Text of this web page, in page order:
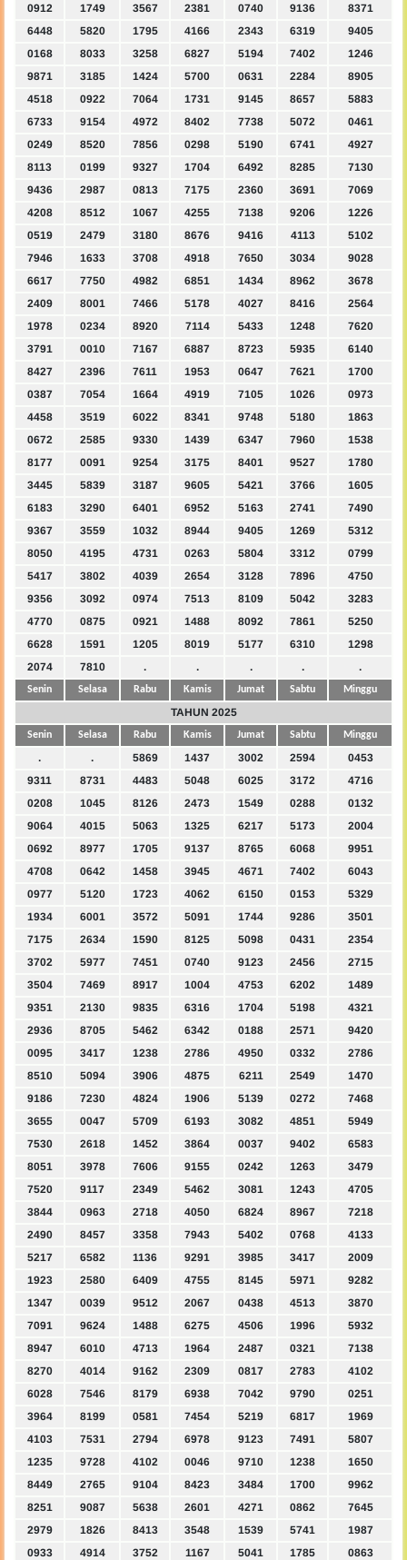
0912 1749 3567 2381 0740 9136
8371
6448
5820 1795 4166 2343 6319
9405
0168
8033 3258 6827 5194 7402
1246
9871
3185 1424 5700 0631 2284
8905
4518
0922 7064 1731 9145 8657
5883
6733
9154 4972 8402 7738 5072
0461
0249
8520 7856 0298 5190 6741
4927
8113
0199 9327 1704 6492 8285
7130
9436
2987 0813 7175 2360 3691
7069
4208
8512 1067 4255 7138 9206
1226
0519
2479 3180 8676 9416 4113
5102
7946
1633 3708 4918 7650 3034
9028
6617
7750 4982 6851 1434 8962
3678
2409
8001 7466 5178 4027 8416
2564
1978
0234 8920 7114 5433 1248
7620
3791
0010 7167 6887 8723 5935
6140
8427
2396 7611 1953 0647 7621
1700
0387
7054 1664 4919 7105 1026
0973
4458
3519 6022 8341 9748 5180
1863
0672
2585 9330 1439 6347 7960
1538
8177
0091 9254 3175 8401 9527
1780
3445
5839 3187 9605 5421 3766
1605
6183
3290 6401 6952 5163 2741
7490
9367
3559 1032 8944 9405 1269
5312
8050
4195 4731 0263 5804 3312
0799
5417
3802 4039 2654 3128 7896
4750
9356
3092 0974 7513 8109 5042
3283
4770
0875 0921 1488 8092 7861
5250
6628
1591 1205 8019 5177 6310
1298
2074
7810 . . . . .
Senin Selasa Rabu Kamis Jumat Sabtu Minggu
TAHUN 2025
Senin Selasa Rabu Kamis Jumat Sabtu Minggu
. . 5869 1437 3002 2594
0453
9311
8731 4483 5048 6025 3172
4716
0208
1045 8126 2473 1549 0288
0132
9064
4015 5063 1325 6217 5173
2004
0692
8977 1705 9137 8765 6068
9951
4708
0642 1458 3945 4671 7402
6043
0977
5120 1723 4062 6150 0153
5329
1934
6001 3572 5091 1744 9286
3501
7175
2634 1590 8125 5098 0431
2354
3702
5977 7451 0740 9123 2456
2715
3504
7469 8917 1004 4753 6202
1489
9351
2130 9835 6316 1704 5198
4321
2936
8705 5462 6342 0188 2571
9420
0095
3417 1238 2786 4950 0332
2786
8510
5094 3906 4875 6211 2549
1470
9186
7230 4824 1906 5139 0272
7468
3655
0047 5709 6193 3082 4851
5949
7530
2618 1452 3864 0037 9402
6583
8051
3978 7606 9155 0242 1263
3479
7520
9117 2349 5462 3081 1243
4705
3844
0963 2718 4050 6824 8967
7218
2490
8457 3358 7943 5402 0768
4133
5217
6582 1136 9291 3985 3417
2009
1923
2580 6409 4755 8145 5971
9282
1347
0039 9512 2067 0438 4513
3870
7091
9624 1488 6275 4506 1996
5932
8947
6010 4713 1964 2487 0321
7138
8270
4014 9162 2309 0817 2783
4102
6028
7546 8179 6938 7042 9790
0251
3964
8199 0581 7454 5219 6817
1969
4103
7531 2794 6978 9123 7491
5807
1235
9728 4102 0046 9710 1238
1650
8449
2765 9104 8423 3484 1700
9962
8251
9087 5638 2601 4271 0862
7645
2979
1826 8413 3548 1539 5741
1987
0933
4914 3752 1167 5041 1785
0863